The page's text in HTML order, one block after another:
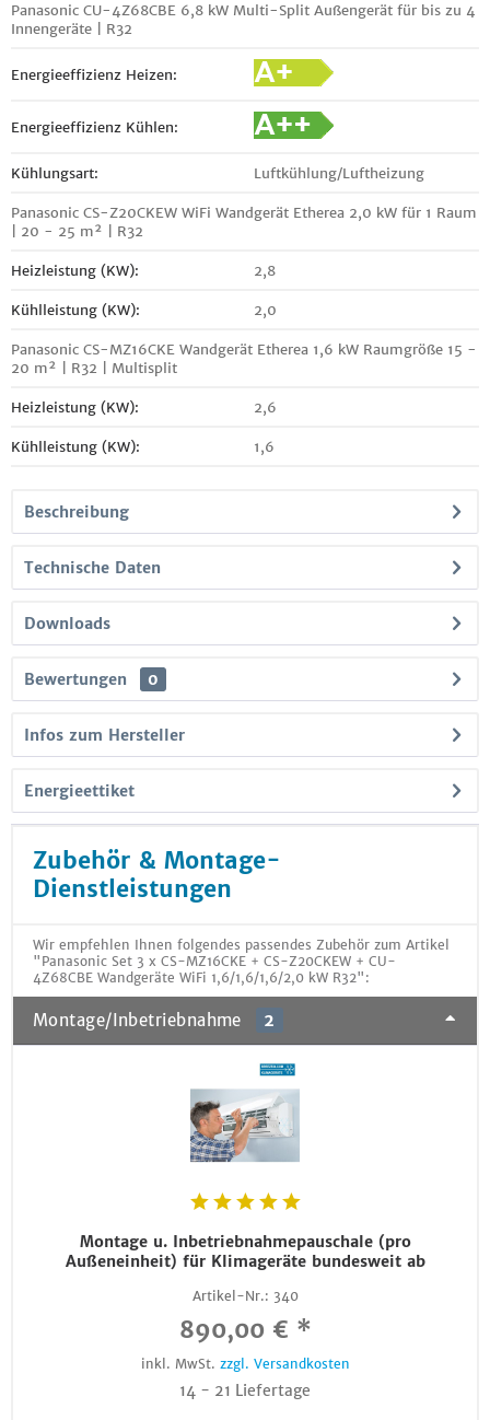
Panasonic CU-4Z68CBE 6,8 kW Multi-Split Außengerät für bis zu 4
Innengeräte | R32
Energieeffizienz Heizen:
Energieeffizienz Kühlen:
Kühlungsart: Luftkühlung/Luftheizung
Panasonic CS-Z20CKEW WiFi Wandgerät Etherea 2,0 kW für 1 Raum
| 20 - 25 m² | R32
Heizleistung (KW): 2,8
Kühlleistung (KW): 2,0
Panasonic CS-MZ16CKE Wandgerät Etherea 1,6 kW Raumgröße 15 -
20 m² | R32 | Multisplit
Heizleistung (KW): 2,6
Kühlleistung (KW): 1,6
Beschreibung
Technische Daten
Downloads
Bewertungen 0
Infos zum Hersteller
Energieettiket
Zubehör & Montage-
Dienstleistungen
Wir empfehlen Ihnen folgendes passendes Zubehör zum Artikel
"Panasonic Set 3 x CS-MZ16CKE + CS-Z20CKEW + CU-
4Z68CBE Wandgeräte WiFi 1,6/1,6/1,6/2,0 kW R32":
Montage/Inbetriebnahme 2
Montage u. Inbetriebnahmepauschale (pro
Außeneinheit) für Klimageräte bundesweit ab
Artikel-Nr.: 340
890,00 € *
inkl. MwSt. zzgl. Versandkosten
14 - 21 Liefertage